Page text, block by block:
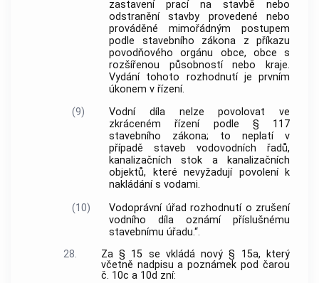
zastavení prací na stavbě nebo
odstranění stavby provedené nebo
prováděné mimořádným postupem
podle stavebního zákona z příkazu
povodňového orgánu obce, obce s
rozšířenou působností nebo kraje.
Vydání tohoto rozhodnutí je prvním
úkonem v řízení.
(9)
Vodní díla nelze povolovat ve
zkráceném řízení podle § 117
stavebního zákona; to neplatí v
případě staveb vodovodních řadů,
kanalizačních stok a kanalizačních
objektů, které nevyžadují povolení k
nakládání s vodami.
(10)
Vodoprávní úřad rozhodnutí o zrušení
vodního díla oznámí příslušnému
stavebnímu úřadu.“.
28.
Za § 15 se vkládá nový § 15a, který
včetně nadpisu a poznámek pod čarou
č. 10c a 10d zní: